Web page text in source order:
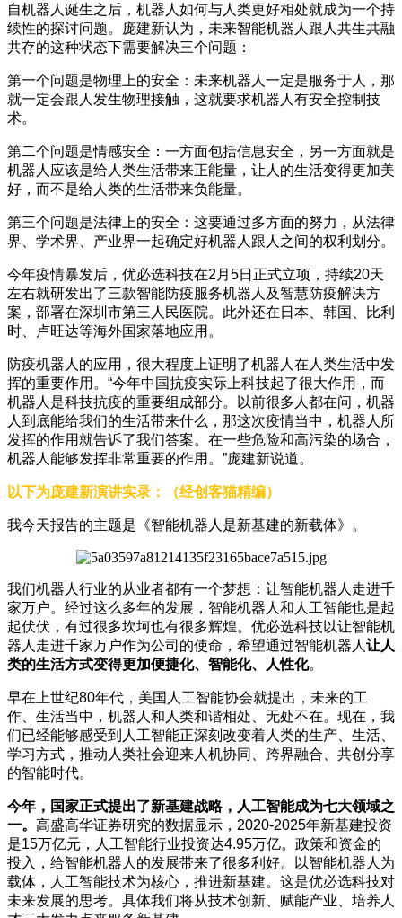
自机器人诞生之后，机器人如何与人类更好相处就成为一个持
续性的探讨问题。庞建新认为，未来智能机器人跟人共生共融
共存的这种状态下需要解决三个问题：
第一个问题是物理上的安全：未来机器人一定是服务于人，那
就一定会跟人发生物理接触，这就要求机器人有安全控制技
术。
第二个问题是情感安全：一方面包括信息安全，另一方面就是
机器人应该是给人类生活带来正能量，让人的生活变得更加美
好，而不是给人类的生活带来负能量。
第三个问题是法律上的安全：这要通过多方面的努力，从法律
界、学术界、产业界一起确定好机器人跟人之间的权利划分。
今年疫情暴发后，优必选科技在2月5日正式立项，持续20天
左右就研发出了三款智能防疫服务机器人及智慧防疫解决方
案，部署在深圳市第三人民医院。此外还在日本、韩国、比利
时、卢旺达等海外国家落地应用。
防疫机器人的应用，很大程度上证明了机器人在人类生活中发
挥的重要作用。“今年中国抗疫实际上科技起了很大作用，而
机器人是科技抗疫的重要组成部分。以前很多人都在问，机器
人到底能给我们的生活带来什么，那这次疫情当中，机器人所
发挥的作用就告诉了我们答案。在一些危险和高污染的场合，
机器人能够发挥非常重要的作用。”庞建新说道。
以下为庞建新演讲实录：（经创客猫精编）
我今天报告的主题是《智能机器人是新基建的新载体》。
我们机器人行业的从业者都有一个梦想：让智能机器人走进千
家万户。经过这么多年的发展，智能机器人和人工智能也是起
起伏伏，有过很多坎坷也有很多辉煌。优必选科技以让智能机
器人走进千家万户作为公司的使命，希望通过智能机器人 让人
类的生活方式变得更加便捷化、智能化、人性化。
早在上世纪80年代，美国人工智能协会就提出，未来的工
作、生活当中，机器人和人类和谐相处、无处不在。现在，我
们已经能够感受到人工智能正深刻改变着人类的生产、生活、
学习方式，推动人类社会迎来人机协同、跨界融合、共创分享
的智能时代。
今年，国家正式提出了新基建战略，人工智能成为七大领域之
一。 高盛高华证券研究的数据显示，2020-2025年新基建投资
是15万亿元，人工智能行业投资达4.95万亿。政策和资金的
投入，给智能机器人的发展带来了很多利好。以智能机器人为
载体，人工智能技术为核心，推进新基建。这是优必选科技对
未来发展的思考。具体我们将从技术创新、赋能产业、培养人